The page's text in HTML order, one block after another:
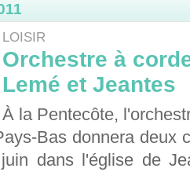
LOISIR
Orchestre à
Lemé et Jeantes
À la Pentecôte,
Bas donnera deux
dans l'église de